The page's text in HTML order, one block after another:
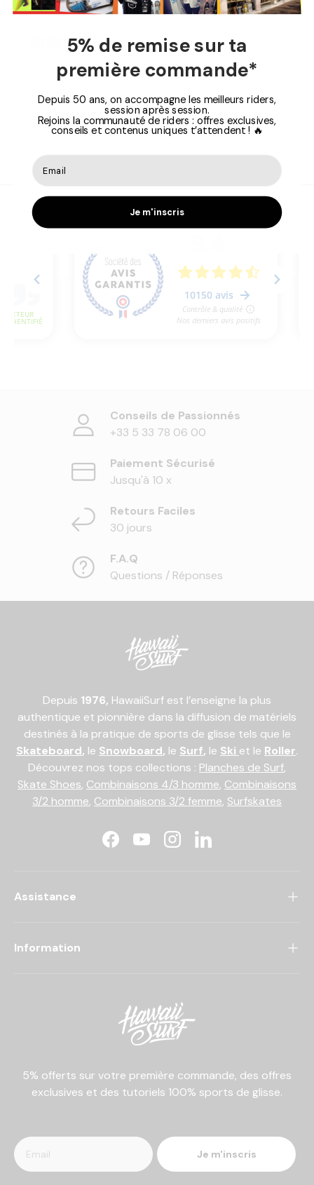
informations de votre carte de crédit.
Le paiement en 3, 4, 10 X est disponible via notre
partenaire Alma. La sécurisation des paiements
est assurée par Alma et vos paiements sont
protégés par le 3D Secure.
Conseils de Passionnés
+33 5 33 78 06 00
Paiement Sécurisé
Jusqu'à 10 x
Retours Faciles
30 jours
F.A.Q
Questions / Réponses
Depuis 1976, HawaiiSurf est l’enseigne la plus
authentique et pionnière dans la diffusion de matériels
destinés à la pratique de sports de glisse tels que le
Skateboard, le Snowboard, le Surf, le Ski et le Roller.
Découvrez nos tops collections : Planches de Surf,
Skate Shoes, Combinaisons 4/3 homme, Combinaisons
3/2 homme, Combinaisons 3/2 femme, Surfskates
FacebookYouTubeInstagramLinkedIn
Assistance
Information
5% offerts sur votre première commande, des offres
exclusives et des tutoriels 100% sports de glisse.
Je m'inscris
5% de remise sur ta
première commande*
Depuis 50 ans, on accompagne les meilleurs riders,
session après session.
Rejoins la communauté de riders : offres exclusives,
conseils et contenus uniques t’attendent ! 🔥
Je m'inscris